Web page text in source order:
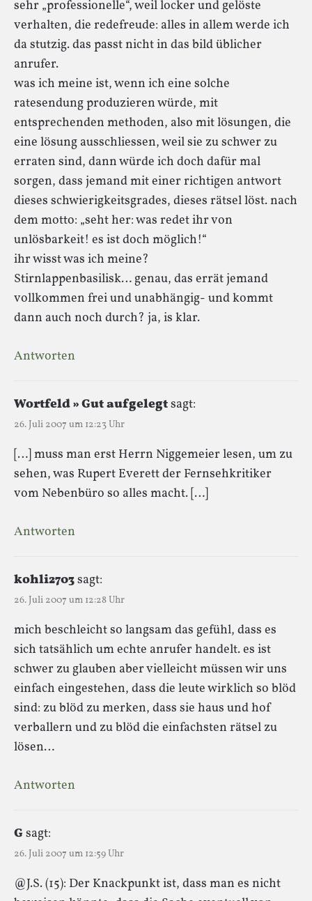
sehr „professionelle“, weil locker und gelöste
verhalten, die redefreude: alles in allem werde ich
da stutzig. das passt nicht in das bild üblicher
anrufer.
was ich meine ist, wenn ich eine solche
ratesendung produzieren würde, mit
entsprechenden methoden, also mit lösungen, die
eine lösung ausschliessen, weil sie zu schwer zu
erraten sind, dann würde ich doch dafür mal
sorgen, dass jemand mit einer richtigen antwort
dieses schwierigkeitsgrades, dieses rätsel löst. nach
dem motto: „seht her: was redet ihr von
unlösbarkeit! es ist doch möglich!“
ihr wisst was ich meine?
Stirnlappenbasilisk… genau, das errät jemand
vollkommen frei und unabhängig- und kommt
dann auch noch durch? ja, is klar.
Antworten
Wortfeld » Gut aufgelegtsagt:
26. Juli 2007 um 12:23 Uhr
[…] muss man erst Herrn Niggemeier lesen, um zu
sehen, was Rupert Everett der Fernsehkritiker
vom Nebenbüro so alles macht. […]
Antworten
kohli2703sagt:
26. Juli 2007 um 12:28 Uhr
mich beschleicht so langsam das gefühl, dass es
sich tatsählich um echte anrufer handelt. es ist
schwer zu glauben aber vielleicht müssen wir uns
einfach eingestehen, dass die leute wirklich so blöd
sind: zu blöd zu merken, dass sie haus und hof
verballern und zu blöd die einfachsten rätsel zu
lösen…
Antworten
G sagt:
26. Juli 2007 um 12:59 Uhr
@J.S. (15): Der Knackpunkt ist, dass man es nicht